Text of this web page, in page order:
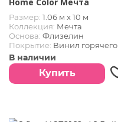
Размер: 1.06 м х 10 м
Коллекция: Мечта
Основа: Флизелин
Покрытие: Винил горячего
тиснения
Страна:РОССИЯ
В наличии
Купить